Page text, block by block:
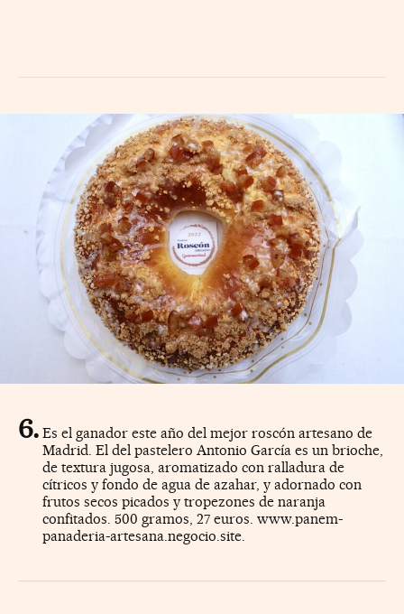
Es el ganador este año del mejor roscón artesano de
Madrid. El del pastelero Antonio García es un brioche,
de textura jugosa, aromatizado con ralladura de
cítricos y fondo de agua de azahar, y adornado con
frutos secos picados y tropezones de naranja
confitados. 500 gramos, 27 euros. www.panem-
panaderia-artesana.negocio.site.